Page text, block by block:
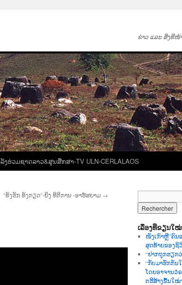
ຂ່າວ ແລະ ສິ່ງທີ່ໜ້
ງຮ່ວມຊາດລາວ&ສູນສືກສາ-TV ULN-CERLALAOS
“ທັງຮັກ ທັງກຽດ“-ຍິງ ທິຕິການ -ອາຮ໌ສຍາມ →
ເລື່ອງທີ່ຂຽນໃໝ່
ໜັງເກົາຫຼີ”ຄົນ
ສຸດທ້າຍຂອງຊິ
“ຢາກຖຸກຮຽກ
“ກັບມາຮັກກັນ
ໂດຍອາຈານວໍ
ຕຮີສ້າງຂື້ນໃໝ່